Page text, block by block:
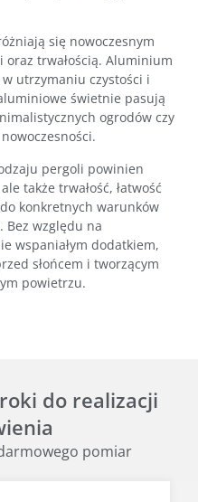
się nowoczesnym
trwałością. Aluminium
utrzymaniu czystości i
świetnie pasują
ogrodów czy
pergoli powinien
także trwałość, łatwość
konkretnych warunków
Bez względu na
wspaniałym dodatkiem,
słońcem i tworzącym
powietrzu.
do realizacji
pomiar